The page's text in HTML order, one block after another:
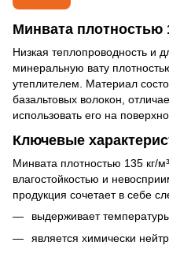
Минвата плотностью
Низкая теплопроводность и
минеральную вату
утеплителем. Материал
базальтовых волокон,
использовать его на
Ключевые
Минвата плотностью 135 кг/
влагостойкостью и
продукция сочетает в себе
выдерживает
является химически